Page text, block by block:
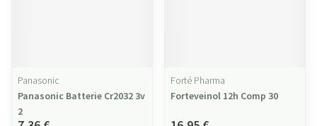
Panasonic
Panasonic Batterie Cr2032 3v
2
Forté Pharma
Forteveinol 12h Comp 30